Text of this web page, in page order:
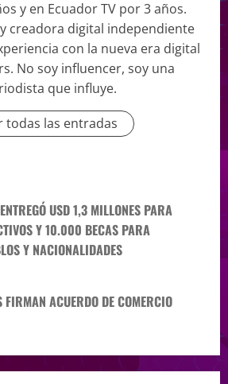
y en Ecuador TV por 3 años.
creadora digital independiente
con la nueva era digital
No soy influencer, soy una
que influye.
todas las entradas
USD 1,3 MILLONES PARA
Y 10.000 BECAS PARA
Y NACIONALIDADES
FIRMAN ACUERDO DE COMERCIO